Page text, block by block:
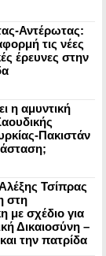
Αντέρωτας:
τις νέες
έρευνες στην
η αμυντική
Πακιστάν
Τσίπρας
στη
με σχέδιο για
Δικαιοσύνη –
την πατρίδα